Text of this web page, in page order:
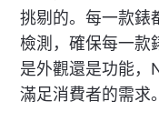
挑剔的。每一款錶
檢測，確保每一款
是外觀還是功能，
滿足消費者的需求。